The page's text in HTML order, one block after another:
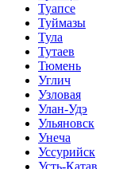
Туапсе
Туймазы
Тула
Тутаев
Тюмень
Углич
Узловая
Улан-Удэ
Ульяновск
Унеча
Уссурийск
Усть-Катав